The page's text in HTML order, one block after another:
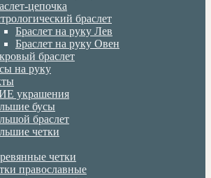
цепочка
браслет
Браслет на руку Лев
Браслет на руку Овен
браслет
на руку
украшения
бусы
браслет
четки
четки
православные